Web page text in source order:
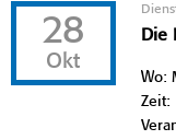
28
Okt
Die
Wo:
Zeit: